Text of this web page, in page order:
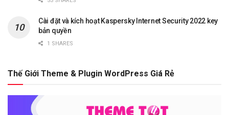
Cài đặt và kích hoạt Kaspersky Internet Security 2022 key
bản quyền
1 SHARES
Thế Giới Theme & Plugin WordPress Giá Rẻ